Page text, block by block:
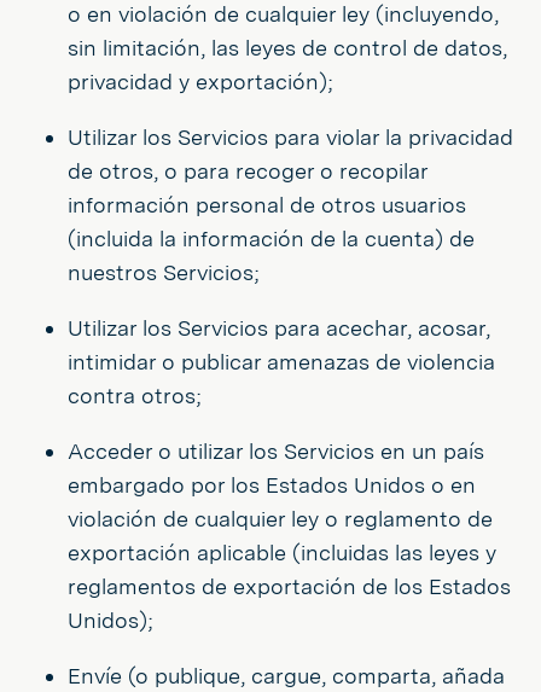
o en violación de cualquier ley (incluyendo,
sin limitación, las leyes de control de datos,
privacidad y exportación);
Utilizar los Servicios para violar la privacidad
de otros, o para recoger o recopilar
información personal de otros usuarios
(incluida la información de la cuenta) de
nuestros Servicios;
Utilizar los Servicios para acechar, acosar,
intimidar o publicar amenazas de violencia
contra otros;
Acceder o utilizar los Servicios en un país
embargado por los Estados Unidos o en
violación de cualquier ley o reglamento de
exportación aplicable (incluidas las leyes y
reglamentos de exportación de los Estados
Unidos);
Envíe (o publique, cargue, comparta, añada